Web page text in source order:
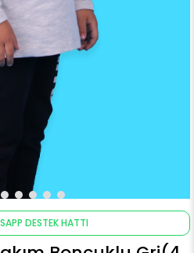
DESTEK HATTI